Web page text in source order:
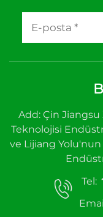
Add: Çin Jiangsu
Teknolojisi
ve Lijiang
Tel: